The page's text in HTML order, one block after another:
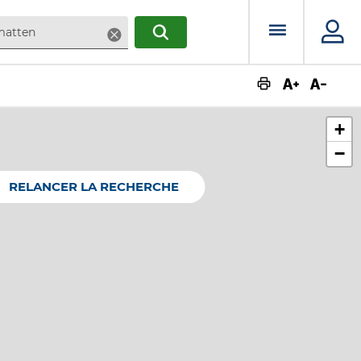
SupprimerRECHERCHERMenu
+
−
RELANCER LA RECHERCHE